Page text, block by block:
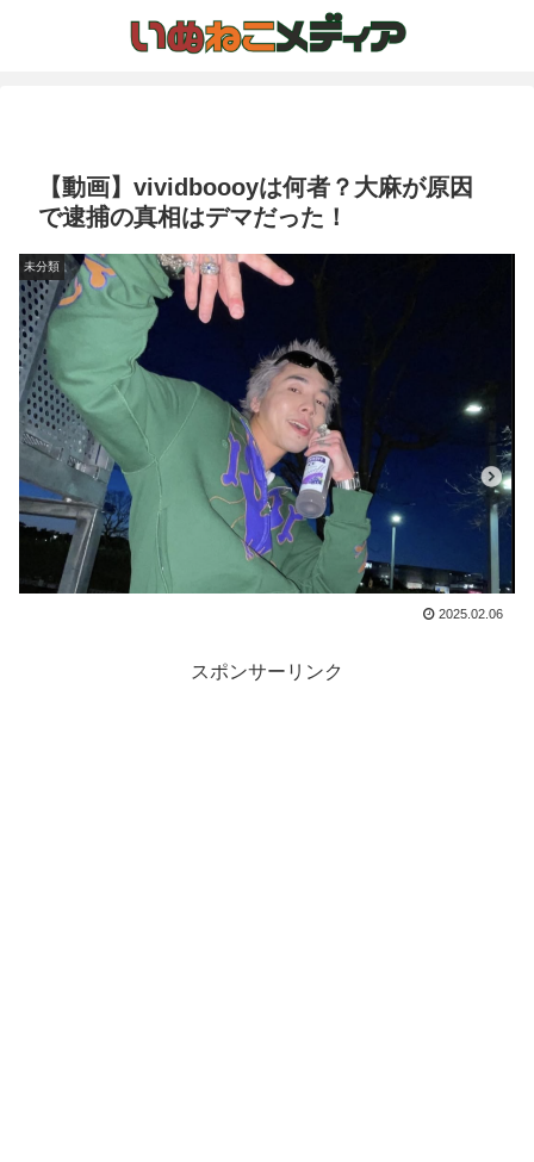
【動画】vividboooyは何者？大麻が原因
で逮捕の真相はデマだった！
未分類
2025.02.06
スポンサーリンク